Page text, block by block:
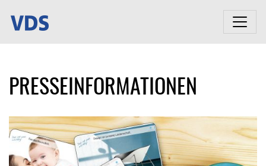
PRESSEINFORMATIONEN